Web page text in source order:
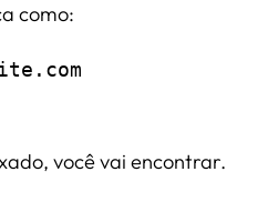
como:
você vai encontrar.